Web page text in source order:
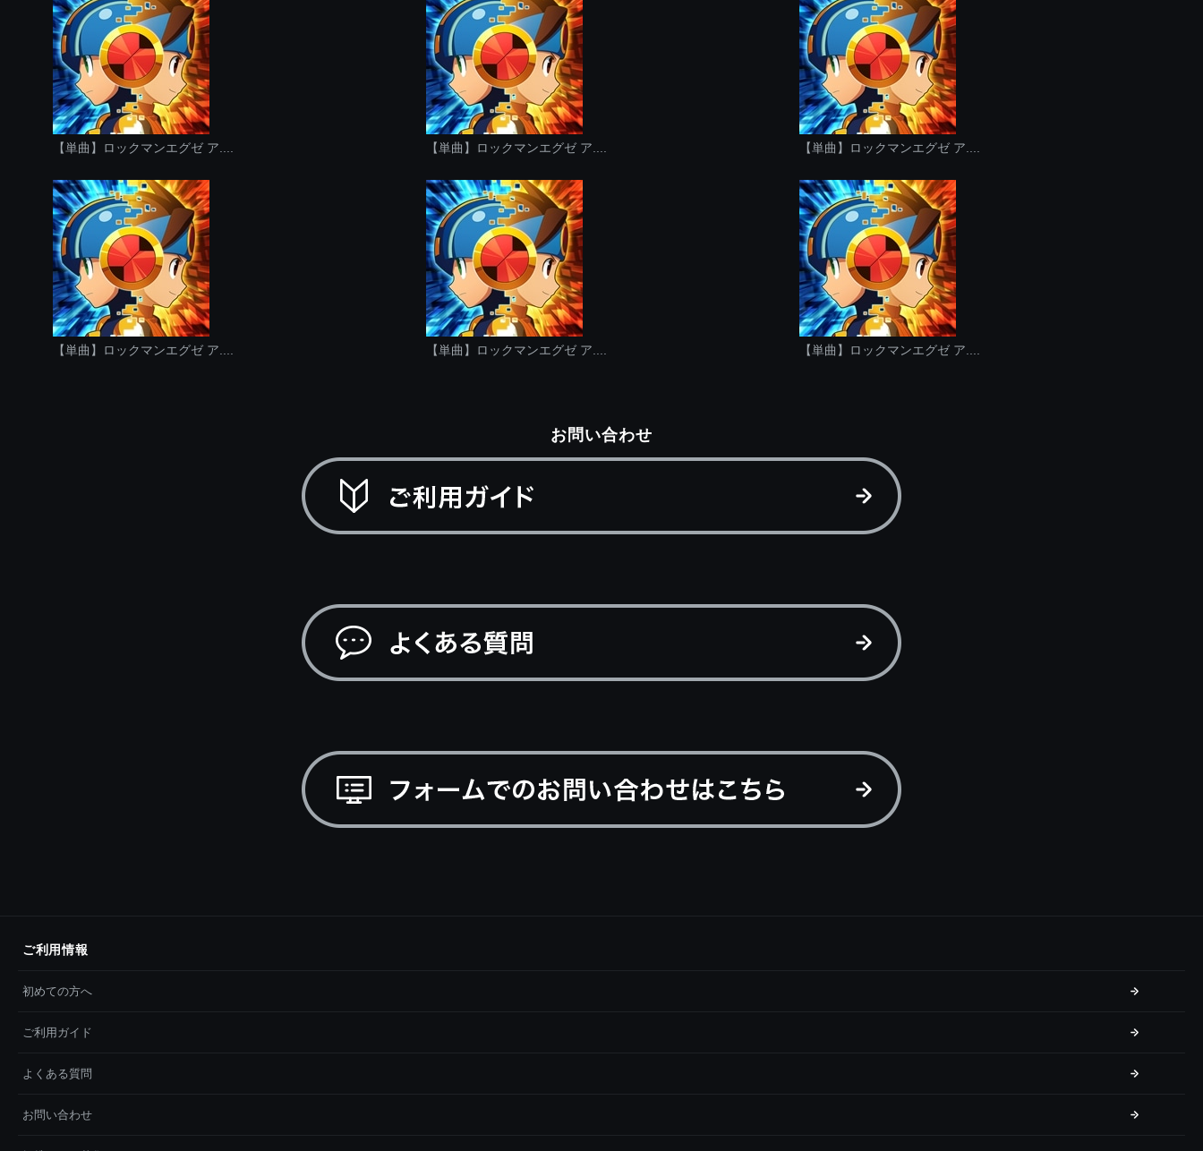
【単曲】ロックマンエグゼ ア.... 【単曲】ロックマンエグゼ ア.... 【単曲】ロックマンエグゼ ア....
【単曲】ロックマンエグゼ ア.... 【単曲】ロックマンエグゼ ア.... 【単曲】ロックマンエグゼ ア....
お問い合わせ
ご利用情報
初めての方へ
ご利用ガイド
よくある質問
お問い合わせ